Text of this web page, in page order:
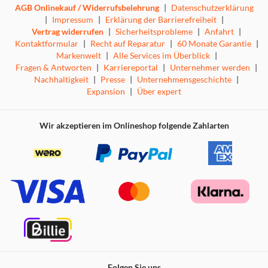
AGB Onlinekauf / Widerrufsbelehrung | Datenschutzerklärung
| Impressum | Erklärung der Barrierefreiheit |
Vertrag widerrufen | Sicherheitsprobleme | Anfahrt |
Kontaktformular | Recht auf Reparatur | 60 Monate Garantie |
Markenwelt | Alle Services im Überblick |
Fragen & Antworten | Karriereportal | Unternehmer werden |
Nachhaltigkeit | Presse | Unternehmensgeschichte |
Expansion | Über expert
Wir akzeptieren im Onlineshop folgende Zahlarten